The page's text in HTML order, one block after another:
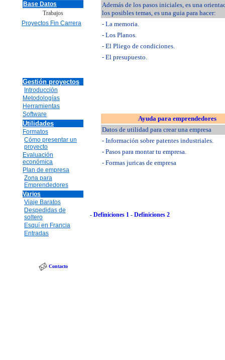
Base Datos
Trabajos
Proyectos Fin Carrera
Gestión proyectos
Introducción
Metodologías
Herramientas
Software
Utilidades
Formatos
Cómo presentar un
proyecto
Evaluación
económica
Plan de empresa
Zona para
Emprendedores
Varios
Viaje Baratos
Despedidas de
soltero
Esquí en Francia
Entradas
Contacto
Además de los pasos iniciales, es una
los posibles temas, es una guia para hacer:
- La memoria.
- Los Planos.
- El Pliego de condiciones.
- El presupuesto.
Ayuda para emprendedores
Datos de utilidad para crear una empresa
- Información sobre patentes industriales.
- Pasos para montar tu empresa.
- Formas juricas de empresa
- Definiciones 1 - Definiciones 2